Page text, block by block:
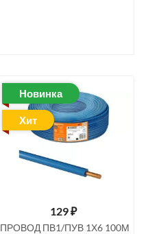
Новинка
Хит
129₽
ПРОВОД ПВ1/ПУВ 1Х6 100М